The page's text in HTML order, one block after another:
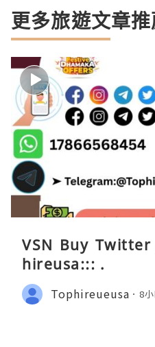
更多旅遊文章
VSN Buy Twitter
hireusa::: .
Tophireueusa 8